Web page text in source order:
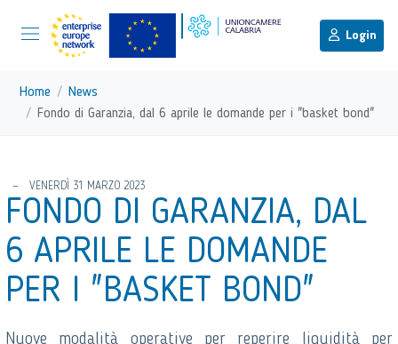
Vai ai contenuti
Login
torna al menu di scelta rapida
Menu di navigazione principale
Home
News
Fondo di Garanzia, dal 6 aprile le domande per i "basket bond"
VENERDÌ 31 MARZO 2023
FONDO DI GARANZIA, DAL
6 APRILE LE DOMANDE
PER I "BASKET BOND"
Nuove modalità operative per reperire liquidità per